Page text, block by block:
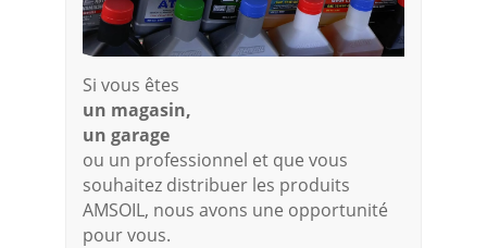
Si vous êtes
un magasin,
un garage
ou un professionnel et que vous
souhaitez distribuer les produits
AMSOIL, nous avons une opportunité
pour vous.